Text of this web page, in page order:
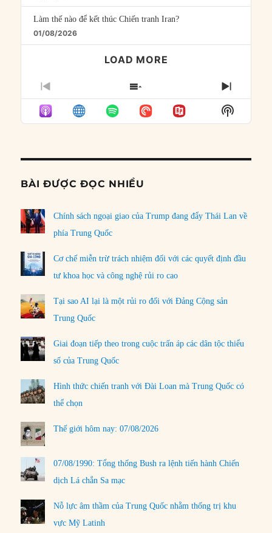
Làm thế nào để kết thúc Chiến tranh Iran?
01/08/2026
LOAD MORE
PREVIOUS
EPISODE
SHOW
EPISODES
LIST
NEXT
Show
Podcast
BÀI ĐƯỢC ĐỌC NHIỀU
Chính sách ngoại giao của Trump đang đẩy Thái Lan về
phía Trung Quốc
Cơ chế miễn trừ trách nhiệm đối với các quyết định đầu
tư khoa học và công nghệ rủi ro cao
Tại sao AI lại là một rủi ro đối với Đảng Cộng sản
Trung Quốc
Giai đoạn tiếp theo trong cuộc trấn áp các dân tộc thiểu
số của Trung Quốc
Hình thức chiến tranh với Đài Loan mà Trung Quốc có
thể chọn
Thế giới hôm nay: 07/08/2026
07/08/1990: Tổng thống Bush ra lệnh tiến hành Chiến
dịch Lá chắn Sa mạc
Nỗ lực âm thầm của Trung Quốc nhằm thống trị khu
vực Mỹ Latinh